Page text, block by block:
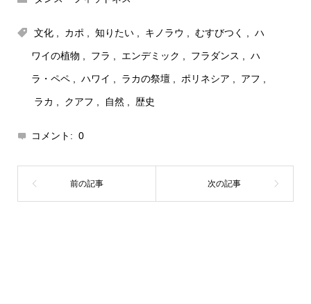
文化 カポ 知りたい キノラウ むすびつく ハ
ワイの植物 フラ エンデミック フラダンス ハ
ラ・ペペ ハワイ ラカの祭壇 ポリネシア アフ
ラカ クアフ 自然 歴史
コメント: 0